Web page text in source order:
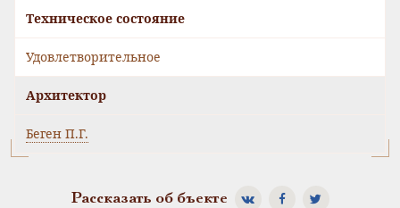
Техническое состояние
Удовлетворительное
Архитектор
Беген П.Г.
Рассказать об бъекте